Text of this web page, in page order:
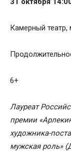
Камерный театр,
6+
Лауреат
премии
художника-
мужская роль»